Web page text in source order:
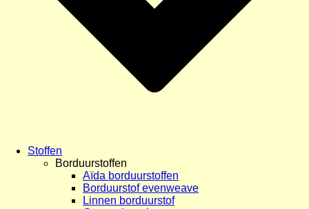
Stoffen
Borduurstoffen
Aïda borduurstoffen
Borduurstof evenweave
Linnen borduurstof